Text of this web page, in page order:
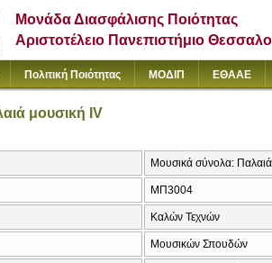
Μονάδα Διασφάλισης Ποιότητας
Αριστοτέλειο Πανεπιστήμιο
Πολιτική Ποιότητας ΜΟΔΙΠ ΕΘΑΑΕ
μουσική IV
Μουσικά σύνολα:
ΜΠ3004
Καλών Τεχνών
Μουσικών Σπουδών